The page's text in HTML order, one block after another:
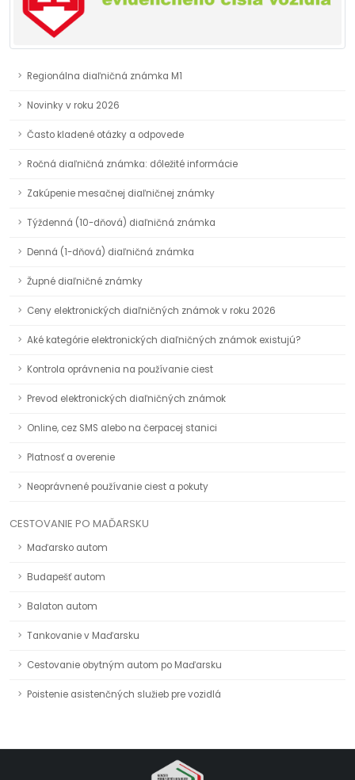
Regionálna diaľničná známka M1
Novinky v roku 2026
Často kladené otázky a odpovede
Ročná diaľničná známka: dôležité informácie
Zakúpenie mesačnej diaľničnej známky
Týždenná (10-dňová) diaľničná známka
Denná (1-dňová) diaľničná známka
Župné diaľničné známky
Ceny elektronických diaľničných známok v roku 2026
Aké kategórie elektronických diaľničných známok existujú?
Kontrola oprávnenia na používanie ciest
Prevod elektronických diaľničných známok
Online, cez SMS alebo na čerpacej stanici
Platnosť a overenie
Neoprávnené používanie ciest a pokuty
CESTOVANIE PO MAĎARSKU
Maďarsko autom
Budapešť autom
Balaton autom
Tankovanie v Maďarsku
Cestovanie obytným autom po Maďarsku
Poistenie asistenčných služieb pre vozidlá